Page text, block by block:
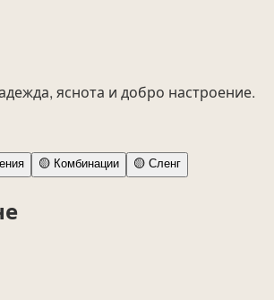
яснота и добро настроение.
🟡 Комбинации 🟡 Сленг